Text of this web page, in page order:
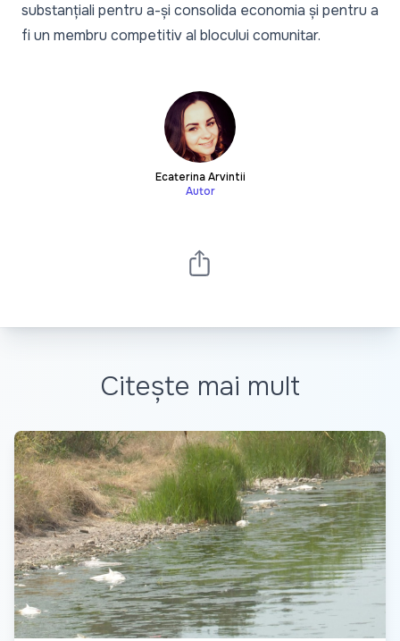
substanțiali pentru a-și consolida economia și pentru a
fi un membru competitiv al blocului comunitar.
Ecaterina Arvintii
Autor
Citește mai mult